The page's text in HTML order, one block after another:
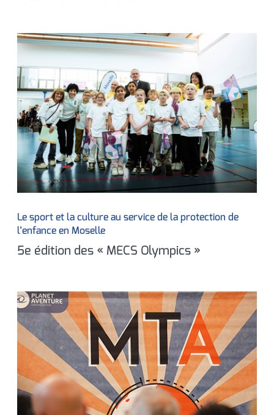
Le sport et la culture au service de la protection de
l’enfance en Moselle
5e édition des « MECS Olympics »